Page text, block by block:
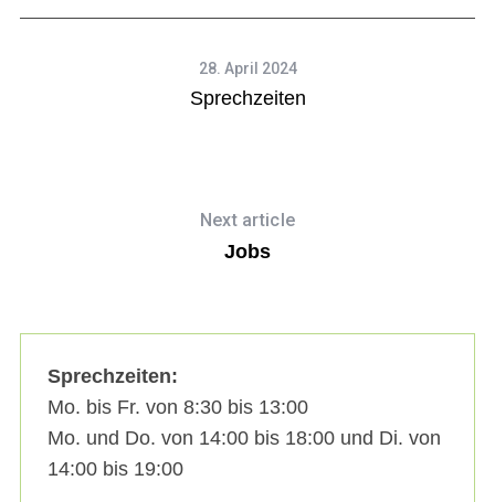
28. April 2024
Sprechzeiten
Next article
Jobs
Sprechzeiten:
Mo. bis Fr. von 8:30 bis 13:00
Mo. und Do. von 14:00 bis 18:00 und Di. von
14:00 bis 19:00